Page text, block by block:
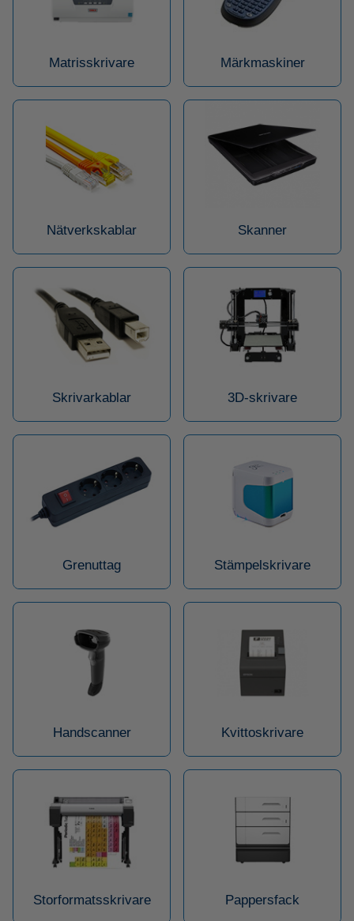
Matrisskrivare Märkmaskiner
Nätverkskablar Skanner
Skrivarkablar 3D-skrivare
Grenuttag Stämpelskrivare
Handscanner Kvittoskrivare
Storformatsskrivare Pappersfack